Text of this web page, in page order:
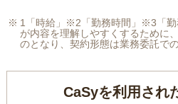
1「時給」※2「勤務時間」※3「勤
が内容を理解しやすくするために
のとなり、契約形態は業務委託で
CaSyを利用され